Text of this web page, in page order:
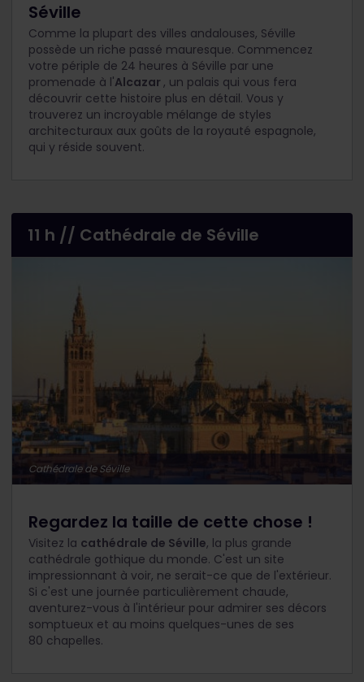
Séville
Comme la plupart des villes andalouses, Séville
possède un riche passé mauresque. Commencez
votre périple de 24 heures à Séville par une
promenade à l'Alcazar , un palais qui vous fera
découvrir cette histoire plus en détail. Vous y
trouverez un incroyable mélange de styles
architecturaux aux goûts de la royauté espagnole,
qui y réside souvent.
11 h // Cathédrale de Séville
Cathédrale de Séville
Regardez la taille de cette chose !
Visitez la cathédrale de Séville, la plus grande
cathédrale gothique du monde. C'est un site
impressionnant à voir, ne serait-ce que de l'extérieur.
Si c'est une journée particulièrement chaude,
aventurez-vous à l'intérieur pour admirer ses décors
somptueux et au moins quelques-unes de ses
80 chapelles.